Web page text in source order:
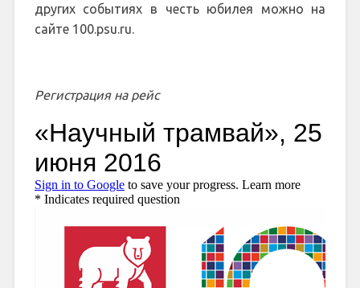
других событиях в честь юбилея можно на
сайте 100.psu.ru.
Регистрация на рейс